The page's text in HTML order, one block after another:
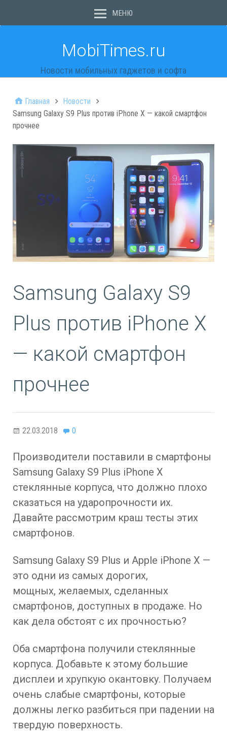
МЕНЮ
MobiTimes.ru
Новости мобильных гаджетов и софта
Главная
Новости
Samsung Galaxy S9 Plus против iPhone X — какой смартфон
прочнее
Samsung Galaxy S9
Plus против iPhone X
— какой смартфон
прочнее
22.03.2018 0
Производители поставили в смартфоны
Samsung Galaxy S9 Plus iPhone X
стеклянные корпуса, что должно плохо
сказаться на ударопрочности их.
Давайте рассмотрим краш тесты этих
смартфонов.
Samsung Galaxy S9 Plus и Apple iPhone X —
это одни из самых дорогих,
мощных, желаемых, сделанных
смартфонов, доступных в продаже. Но
как дела обстоят с их прочностью?
Оба смартфона получили стеклянные
корпуса. Добавьте к этому большие
дисплеи и хрупкую окантовку. Получаем
очень слабые смартфоны, которые
должны легко разбиться при падении на
твердую поверхность.